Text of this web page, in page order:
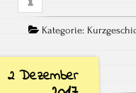
Kategorie:
2 Dezember